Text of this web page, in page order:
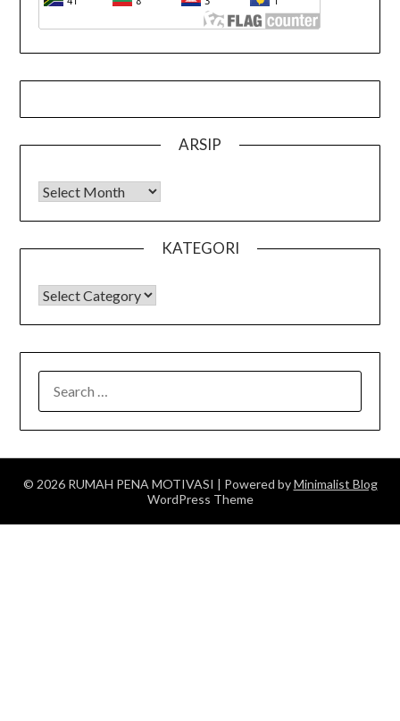
ARSIP
Arsip
KATEGORI
KATEGORI
FOR:
© 2026 RUMAH PENA MOTIVASI | Powered byMinimalist Blog
WordPress Theme